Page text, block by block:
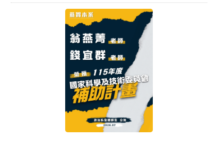
具國際能見度的大型民調資料庫。 2001年參與創立的
「政治學計量方法研習營」(IPM)，致力於培育國內新一
代的政治學實證研究人才。 本書特色 本書內容豐富且具
歷史傳承意義。首章由黃紀教授親筆撰寫自述；第二章邀
請美國普林斯頓大學名譽教授 Christopher H. Achen 專文
評估黃教授對國際選舉研究的貢獻。 書中亦收錄多位重量
級學者與傑出門生的專文，解析 CGOTS、TEDS 與 IPM 的
發展歷程，並分享同仁共事與受教的珍貴點滴。 此外，書
末特別收錄了三篇口述歷史對談，生動記錄了各項大型學
術計畫推動背後的艱辛軌跡與學界期許。
門導師為當然命題委員兼召集人，其他委員名單如下：
（一）比較政治學門：蔡中民(召集人)，寇健文，錢宜群
（二）政治思想與歷史學門：葉浩(召集人)，陳建綱、周
家瑜(西思)，張其賢(中思) （三）經驗政治學門：戴士展
(召集人)，黃紀，蕭怡靖 二、考試範圍： （一）主修
學門：核心書單+個人書單。 （二）副修學門：核心書
（二）政治思想與歷史學門（請點選） （三）經驗政治學
單以10至15本中英文專書及期刊論文為原則。 （二）須
於前一學期提報給主修學門之學門導師，經審查通過後核